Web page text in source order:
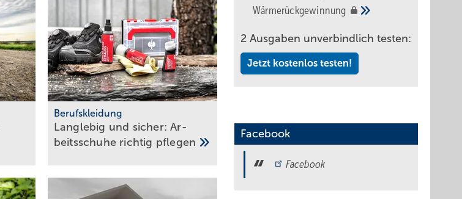
Berufskleidung
Langlebig und sicher: Ar­
beits­schu­he rich­tig pfle­gen
Wärmerückgewinnung
2 Ausgaben unverbindlich testen:
Jetzt kostenlos testen!
Facebook
Facebook